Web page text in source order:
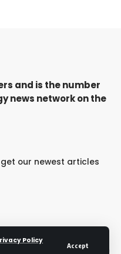
Policy
Accept
and is the number
news network on the
our newest articles